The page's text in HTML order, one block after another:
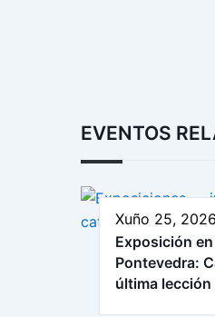
EVENTOS
Xuño 25, 2026
Exposición en
Pontevedra:
última